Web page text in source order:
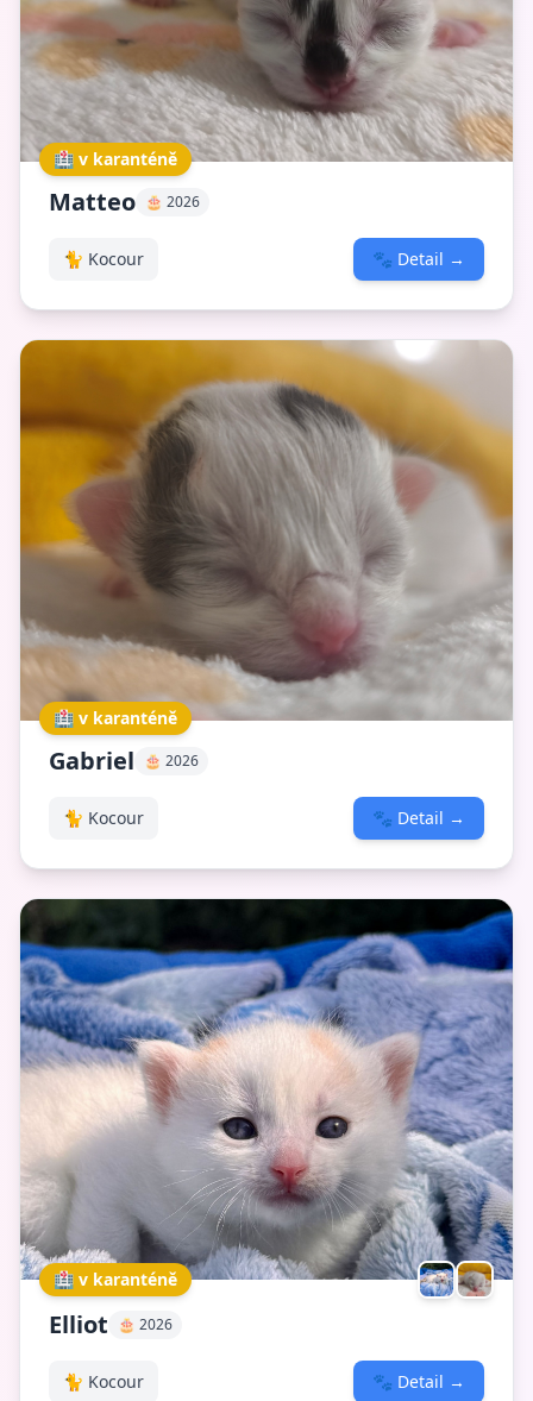
🏥 v karanténě
Matteo 🎂 2026
🐈 Kocour 🐾 Detail →
🏥 v karanténě
Gabriel 🎂 2026
🐈 Kocour 🐾 Detail →
🏥 v karanténě
Elliot 🎂 2026
🐈 Kocour 🐾 Detail →